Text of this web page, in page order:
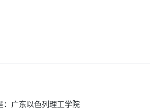
：广东以色列理工学院